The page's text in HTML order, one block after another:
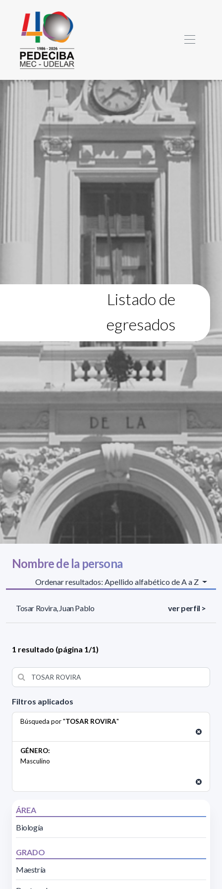
Listado de
egresados
Filtros aplicados
Búsqueda por "TOSAR ROVIRA"
GÉNERO:
Masculino
ÁREA
Biología
GRADO
Maestría
Nombre de la persona
Ordenar resultados: Apellido alfabético de A a Z
Tosar Rovira, Juan Pablo ver perfil >
1 resultado (página 1/1)